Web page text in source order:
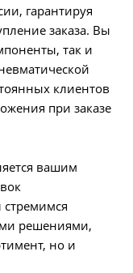
гарантируя
заказа. Вы
так и
клиентов
при заказе
вашим
решениями,
но и